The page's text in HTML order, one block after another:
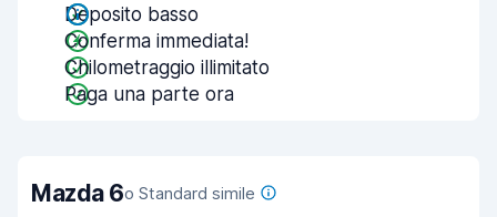
Deposito basso
Conferma immediata!
Chilometraggio illimitato
Paga una parte ora
Mazda 6o Standard simile